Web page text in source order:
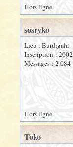
Hors ligne
sosryko
Lieu : Burdigala
Inscription : 2002
Messages : 2 084
Hors ligne
Toko